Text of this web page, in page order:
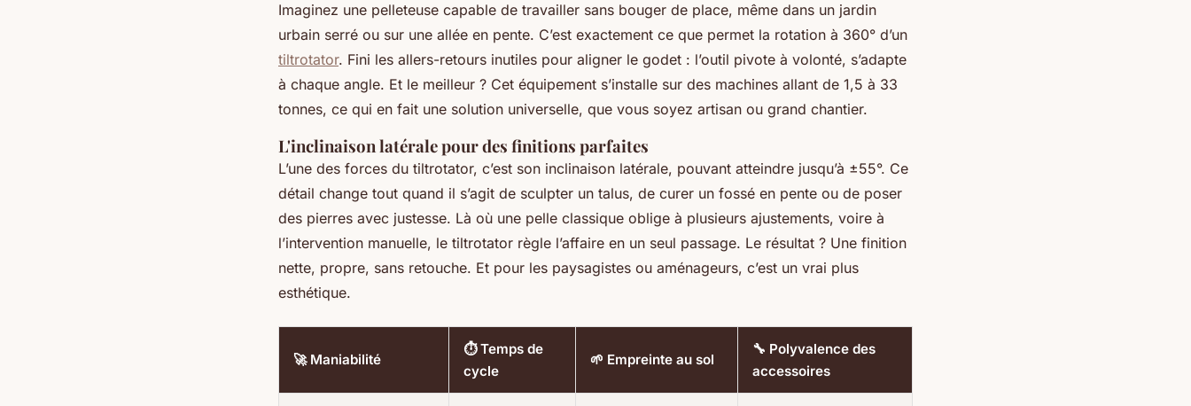
Imaginez une pelleteuse capable de travailler sans bouger de place, même dans un jardin
urbain serré ou sur une allée en pente. C’est exactement ce que permet la rotation à 360° d’un
tiltrotator. Fini les allers-retours inutiles pour aligner le godet : l’outil pivote à volonté, s’adapte
à chaque angle. Et le meilleur ? Cet équipement s’installe sur des machines allant de 1,5 à 33
tonnes, ce qui en fait une solution universelle, que vous soyez artisan ou grand chantier.
L'inclinaison latérale pour des finitions parfaites
L’une des forces du tiltrotator, c’est son inclinaison latérale, pouvant atteindre jusqu’à ±55°. Ce
détail change tout quand il s’agit de sculpter un talus, de curer un fossé en pente ou de poser
des pierres avec justesse. Là où une pelle classique oblige à plusieurs ajustements, voire à
l’intervention manuelle, le tiltrotator règle l’affaire en un seul passage. Le résultat ? Une finition
nette, propre, sans retouche. Et pour les paysagistes ou aménageurs, c’est un vrai plus
esthétique.
🚀 Maniabilité
⏱️ Temps de
cycle
🌱 Empreinte au sol
🔧 Polyvalence des
accessoires